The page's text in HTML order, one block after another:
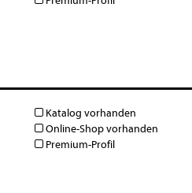
Katalog vorhanden
Online-Shop vorhanden
Premium-Profil